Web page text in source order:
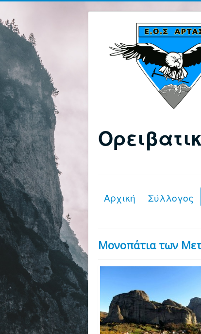
Αρχική Σύλλογος
Μονοπάτια των